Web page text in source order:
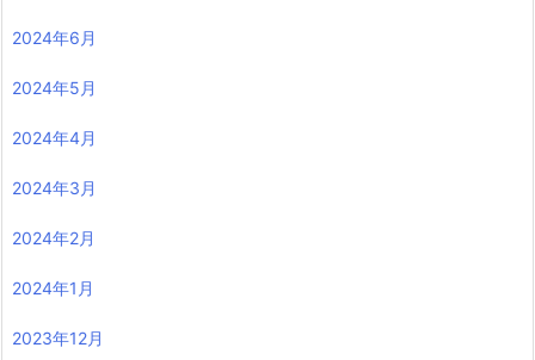
2024年6月
2024年5月
2024年4月
2024年3月
2024年2月
2024年1月
2023年12月